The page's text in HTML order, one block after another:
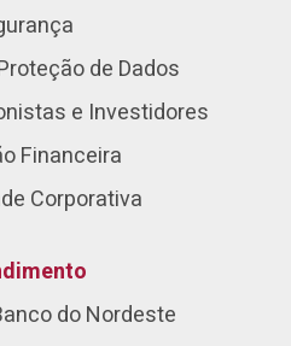
de Dados
e Investidores
Financeira
Corporativa
do Nordeste